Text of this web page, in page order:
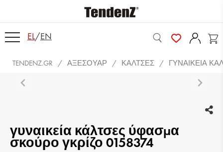
EL/EN
TENDENZ.GR ΑΞΕΣΟΥΆΡ ΚΆΛΤΣΕΣ ΓΥΝΑΙΚΕΊΑ
γυναικεία κάλτσες ύφασμα
σκούρο γκρίζο 0158374